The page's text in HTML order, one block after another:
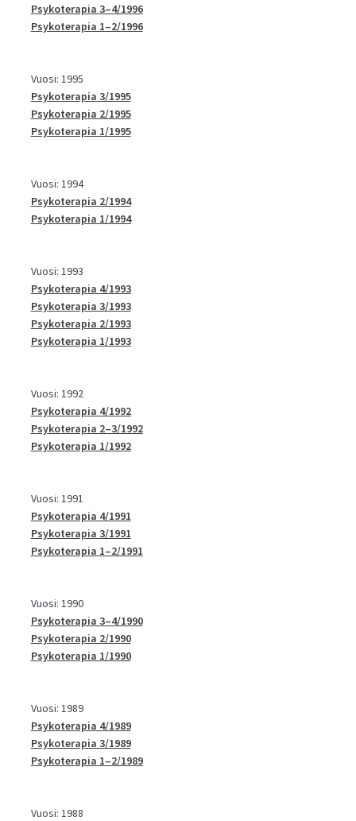
Psykoterapia 3–4/1996
Psykoterapia 1–2/1996
Vuosi: 1995
Psykoterapia 3/1995
Psykoterapia 2/1995
Psykoterapia 1/1995
Vuosi: 1994
Psykoterapia 2/1994
Psykoterapia 1/1994
Vuosi: 1993
Psykoterapia 4/1993
Psykoterapia 3/1993
Psykoterapia 2/1993
Psykoterapia 1/1993
Vuosi: 1992
Psykoterapia 4/1992
Psykoterapia 2–3/1992
Psykoterapia 1/1992
Vuosi: 1991
Psykoterapia 4/1991
Psykoterapia 3/1991
Psykoterapia 1–2/1991
Vuosi: 1990
Psykoterapia 3–4/1990
Psykoterapia 2/1990
Psykoterapia 1/1990
Vuosi: 1989
Psykoterapia 4/1989
Psykoterapia 3/1989
Psykoterapia 1–2/1989
Vuosi: 1988